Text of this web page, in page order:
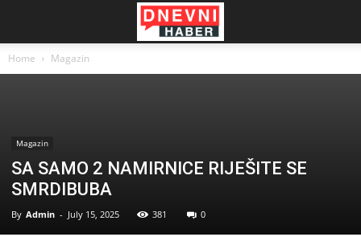
Home Magazin
Magazin
SA SAMO 2 NAMIRNICE RIJEŠITE SE
SMRDIBUBA
By Admin - July 15, 2025 381 0